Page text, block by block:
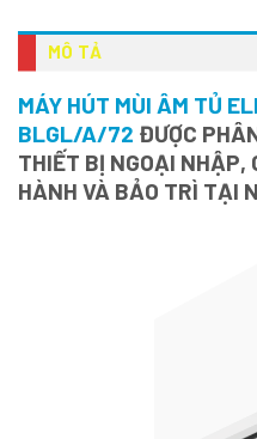
MÔ TẢ
MÁY HÚT MÙI ÂM TỦ
BLGL/A/72 ĐƯỢC
THIẾT BỊ NGOẠI NHẬP,
HÀNH VÀ BẢO TRÌ TẠI